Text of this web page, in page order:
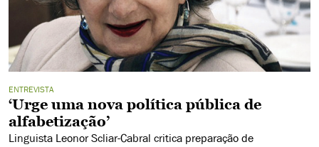
ENTREVISTA
‘Urge uma nova política pública de
alfabetização’
Linguista Leonor Scliar-Cabral critica preparação de